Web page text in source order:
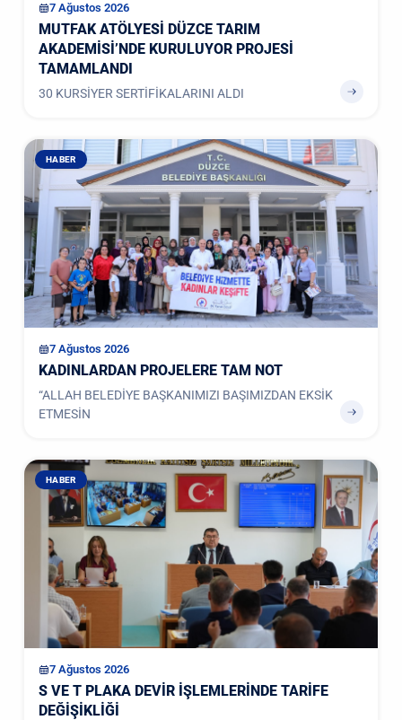
7 Ağustos 2026
MUTFAK ATÖLYESİ DÜZCE TARIM
AKADEMİSİ’NDE KURULUYOR PROJESİ
TAMAMLANDI
30 KURSİYER SERTİFİKALARINI ALDI
HABER
7 Ağustos 2026
KADINLARDAN PROJELERE TAM NOT
“ALLAH BELEDİYE BAŞKANIMIZI BAŞIMIZDAN EKSİK
ETMESİN
HABER
7 Ağustos 2026
S VE T PLAKA DEVİR İŞLEMLERİNDE TARİFE
DEĞİŞİKLİĞİ